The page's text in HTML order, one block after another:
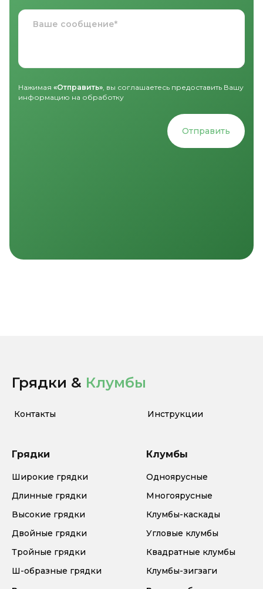
Нажимая «Отправить» , вы соглашаетесь предоставить Вашу
информацию на обработку
Отправить
Грядки & Клумбы
Контакты Инструкции
Грядки
Широкие грядки
Длинные грядки
Высокие грядки
Двойные грядки
Тройные грядки
Ш-образные грядки
Клумбы
Одноярусные
Многоярусные
Клумбы-каскады
Угловые клумбы
Квадратные клумбы
Клумбы-зигзаги